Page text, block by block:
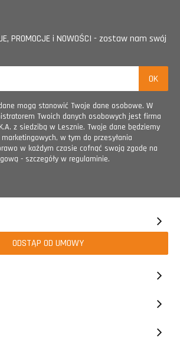
PROMOCJE i NOWOŚCI - zostaw nam swój
mogą stanowić Twoje dane osobowe. W
Twoich danych osobowych jest firma
z siedzibą w Lesznie. Twoje dane będziemy
w tym do przesyłania
w każdym czasie cofnąć swoją zgodę na
- szczegóły w regulaminie.
ODSTĄP OD UMOWY